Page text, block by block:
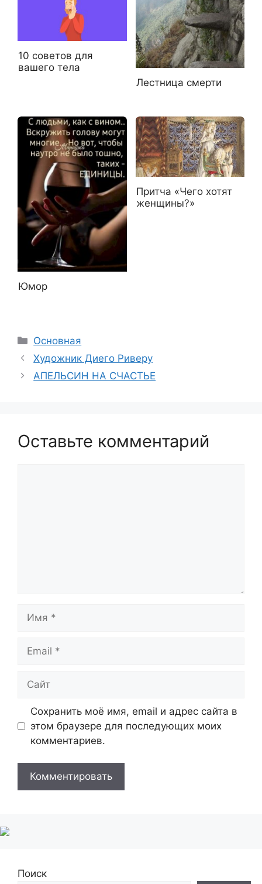
10 советов для
вашего тела
Лестница смерти
Юмор
Притча «Чего хотят
женщины?»
Рубрики
Основная
Художник Диего Риверу
АПЕЛЬСИН НА СЧАСТЬЕ
Оставьте комментарий
Сохранить моё имя, email и адрес сайта в
этом браузере для последующих моих
комментариев.
Поиск